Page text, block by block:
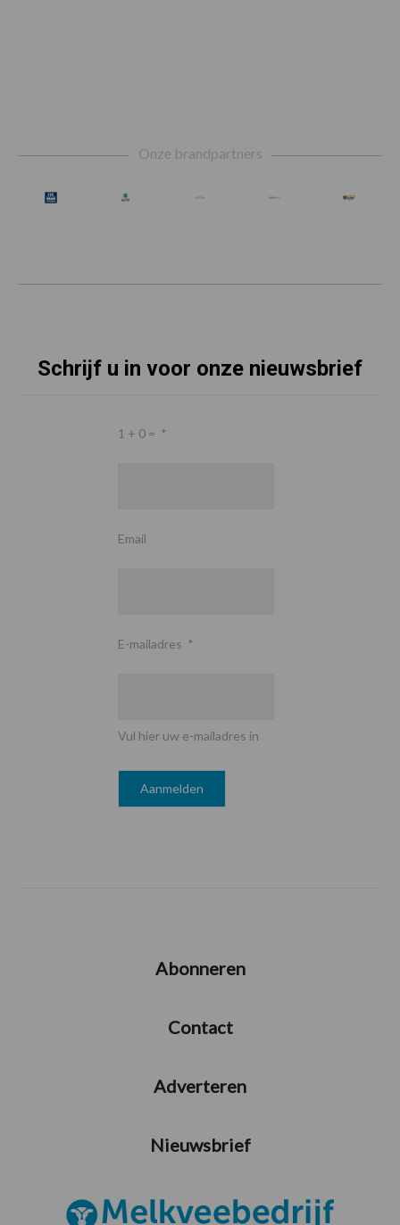
Onze brandpartners
Schrijf u in voor onze nieuwsbrief
1 + 0 = *
Email
E-mailadres *
Vul hier uw e-mailadres in
Abonneren
Contact
Adverteren
Nieuwsbrief